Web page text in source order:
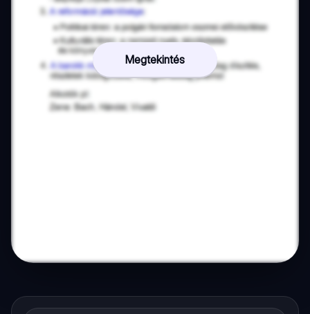
Megtekintés